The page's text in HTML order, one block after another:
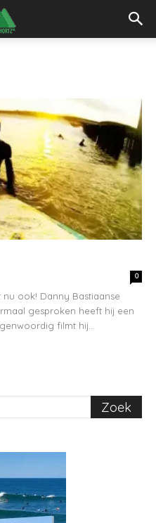
0
ook! Danny Bastiaanse
gesproken heeft hij een
filmt hij...